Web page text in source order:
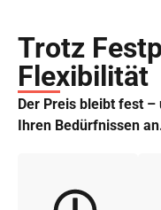
Trotz
Flexibilität
Der Preis bleibt fest
Ihren Bedürfnissen